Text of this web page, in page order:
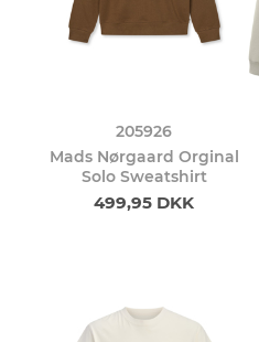
205926
Mads Nørgaard Orginal
Solo Sweatshirt
499,95 DKK